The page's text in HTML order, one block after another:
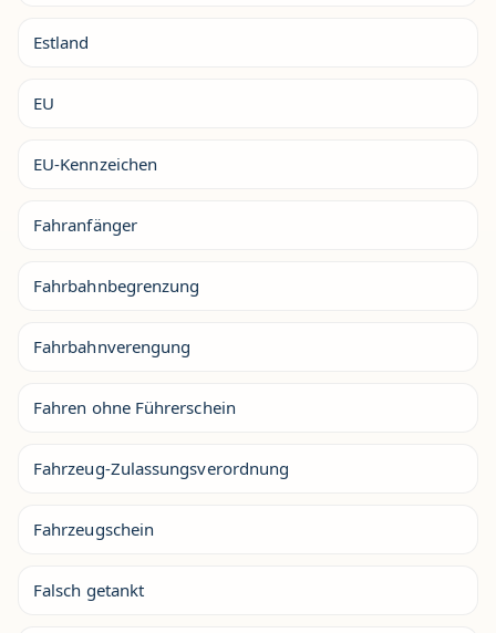
Estland
EU
EU-Kennzeichen
Fahranfänger
Fahrbahnbegrenzung
Fahrbahnverengung
Fahren ohne Führerschein
Fahrzeug-Zulassungsverordnung
Fahrzeugschein
Falsch getankt